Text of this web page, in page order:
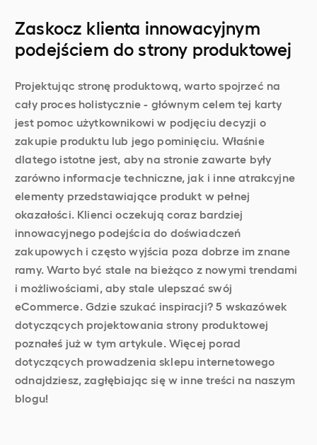
Zaskocz klienta innowacyjnym
podejściem do strony produktowej
Projektując stronę produktową, warto spojrzeć na
cały proces holistycznie - głównym celem tej karty
jest pomoc użytkownikowi w podjęciu decyzji o
zakupie produktu lub jego pominięciu. Właśnie
dlatego istotne jest, aby na stronie zawarte były
zarówno informacje techniczne, jak i inne atrakcyjne
elementy przedstawiające produkt w pełnej
okazałości. Klienci oczekują coraz bardziej
innowacyjnego podejścia do doświadczeń
zakupowych i często wyjścia poza dobrze im znane
ramy. Warto być stale na bieżąco z nowymi trendami
i możliwościami, aby stale ulepszać swój
eCommerce. Gdzie szukać inspiracji? 5 wskazówek
dotyczących projektowania strony produktowej
poznałeś już w tym artykule. Więcej porad
dotyczących prowadzenia sklepu internetowego
odnajdziesz, zagłębiając się w inne treści na naszym
blogu!